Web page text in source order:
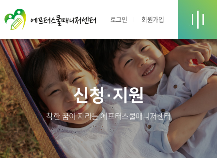
로그인 회원가입
신청·지원
착한 꿈이 자라는 에프터스쿨매니저센터